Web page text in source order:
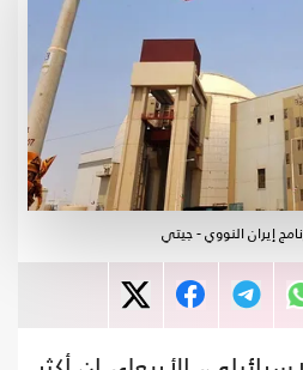
إيران النووي - جيتي